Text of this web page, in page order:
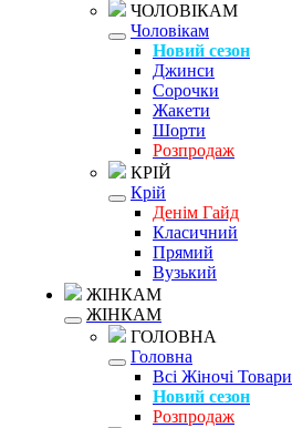
ЧОЛОВІКАМ
Чоловікам
Новий сезон
Джинси
Сорочки
Жакети
Шорти
Розпродаж
КРІЙ
Крій
Денім Гайд
Класичний
Прямий
Вузький
ЖІНКАМ
ЖІНКАМ
ГОЛОВНА
Головна
Всі Жіночі Товари
Новий сезон
Розпродаж